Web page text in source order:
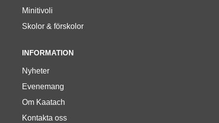
Minitivoli
Skolor & förskolor
INFORMATION
Nyheter
Evenemang
Om Kaatach
Kontakta oss